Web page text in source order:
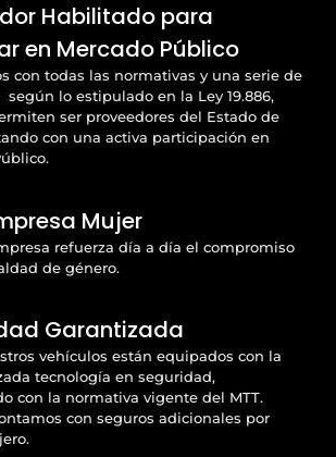
Habilitado para
en Mercado Público
con todas las normativas y una serie de
según lo estipulado en la Ley 19.886,
ser proveedores del Estado de
con una activa participación en
Mujer
refuerza día a día el compromiso
de género.
Garantizada
vehículos están equipados con la
tecnología en seguridad,
con la normativa vigente del MTT.
con seguros adicionales por